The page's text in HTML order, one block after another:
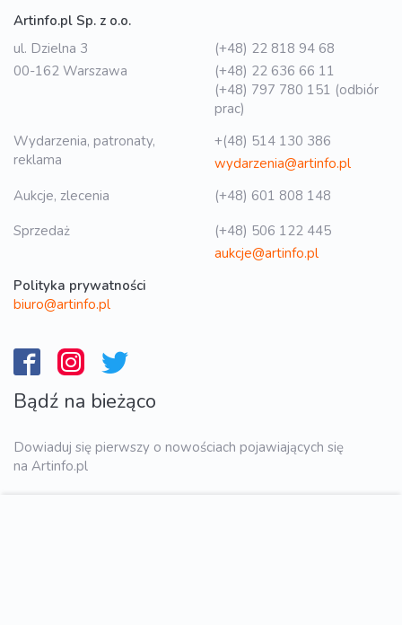
Artinfo.pl Sp. z o.o.
ul. Dzielna 3
00-162 Warszawa
(+48) 22 818 94 68
(+48) 22 636 66 11
(+48) 797 780 151 (odbiór
prac)
Wydarzenia, patronaty,
reklama
+(48) 514 130 386
wydarzenia@artinfo.pl
Aukcje, zlecenia
(+48) 601 808 148
Sprzedaż
(+48) 506 122 445
aukcje@artinfo.pl
Polityka prywatności
biuro@artinfo.pl
Bądź na bieżąco
Dowiaduj się pierwszy o nowościach pojawiających się
na Artinfo.pl